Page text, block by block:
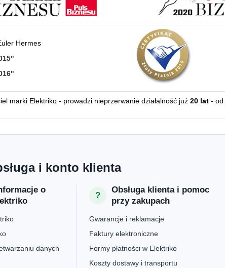
Hermes
marki Elektriko - prowadzi nieprzerwanie działalność już 20 lat - od
i konto klienta
o
danych
Obsługa klienta i pomoc
przy zakupach
Gwarancje i reklamacje
Faktury elektroniczne
Formy płatności w Elektriko
Koszty dostawy i transportu